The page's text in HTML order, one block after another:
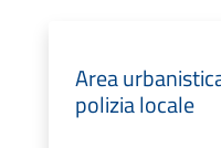
Area
polizia locale